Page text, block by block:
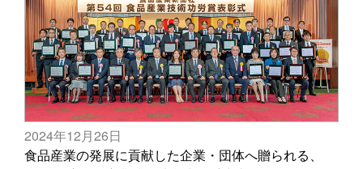
2024年12月26日
食品産業の発展に貢献した企業・団体へ贈られる、